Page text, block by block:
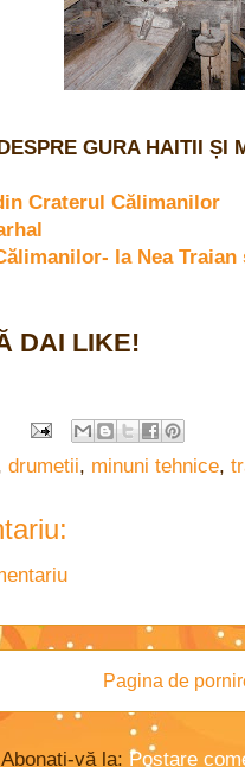
GURA HAITII ȘI
Craterul Călimanilor
la Nea Traian
DAI LIKE!
drumetii, minuni tehnice,
Pagina de
Abonați-vă la:Postare